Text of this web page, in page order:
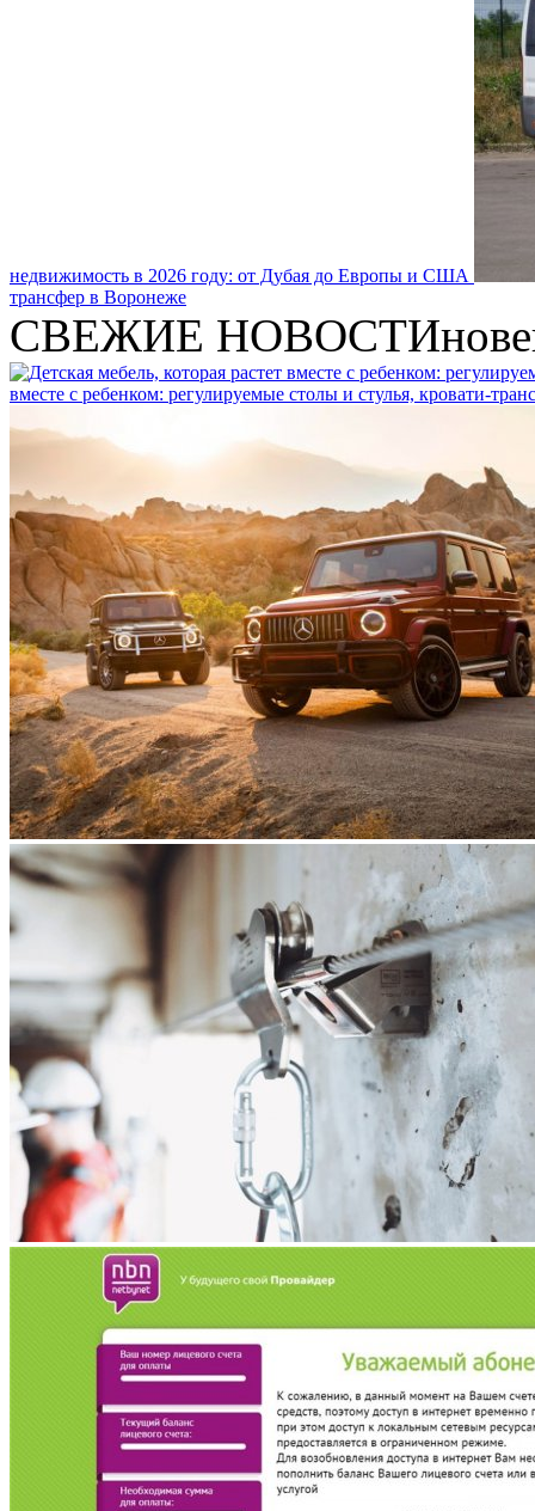
недвижимость в 2026 году: от Дубая до Европы и США
трансфер в Воронеже
СВЕЖИЕ НОВОСТИ
вместе с ребенком: регулируемые столы и стулья, кровати-